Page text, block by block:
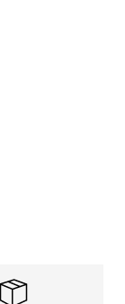
€ 99,99 auf €